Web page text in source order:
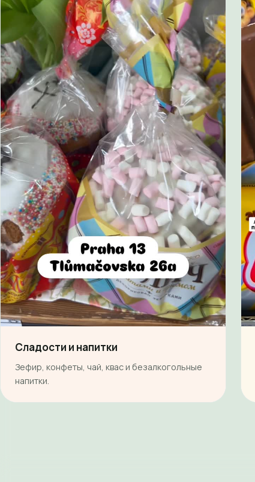
Сладости и напитки
Зефир, конфеты, чай, квас и безалкогольные
напитки.